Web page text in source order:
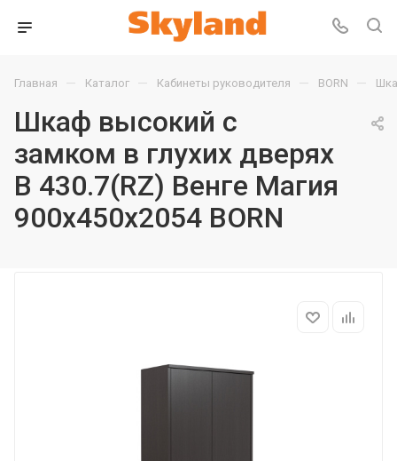
Главная — Каталог — Кабинеты руководителя — BORN —
Шкаф высокий с
замком в глухих дверях
B 430.7(RZ) Венге Магия
900х450х2054 BORN